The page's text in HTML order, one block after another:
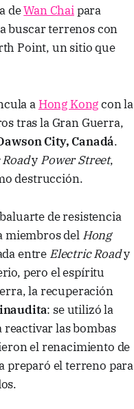
deWan Chaipara
buscar terrenos con
Point, un sitio que
a Hong Kongcon la
tras la Gran Guerra,
City, Canadá.
y Power Street,
destrucción.
de resistencia
miembros del Hong
entre Electric Roady
pero el espíritu
la recuperación
: se utilizó la
reactivar las bombas
el renacimiento de
preparó el terreno para